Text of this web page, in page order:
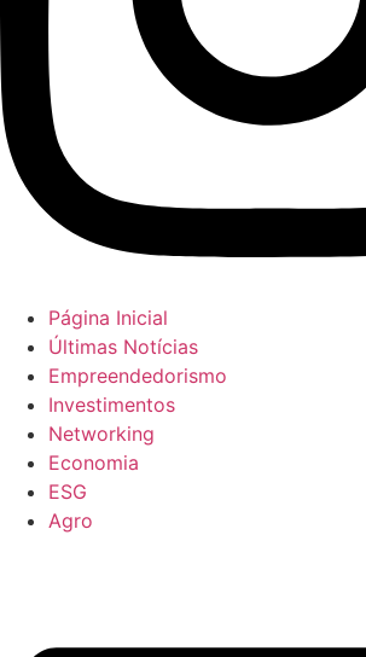
Página Inicial
Últimas Notícias
Empreendedorismo
Investimentos
Networking
Economia
ESG
Agro